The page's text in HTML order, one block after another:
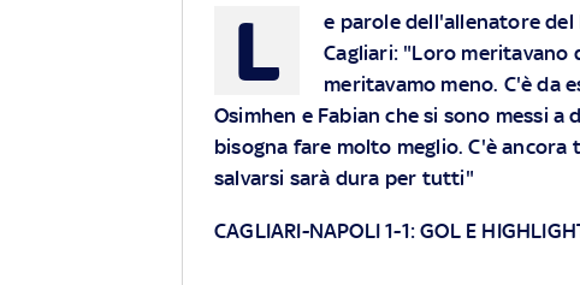
L
e parole dell'allenatore del
Cagliari: "Loro meritavano
meritavamo meno. C'è da
Osimhen e Fabian che si sono messi
bisogna fare molto meglio. C'è ancora
salvarsi sarà dura per tutti"
CAGLIARI-NAPOLI 1-1: GOL E